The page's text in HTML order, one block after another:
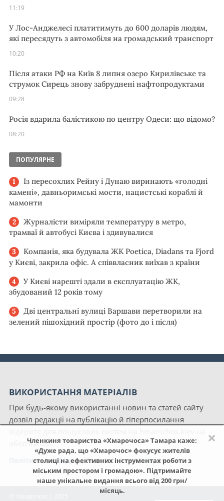
×
Членкиня товариства «Хмарочоса» Тамара каже:
«Дуже рада, що «Хмарочос» фокусує жителів
столиці на ефективних інструментах роботи з
міським простором і громадою». Підтримайте
наше унікальне видання всього від 200 грн/
місяць.
11:19
У Лос-Анджелесі платитимуть до 600 доларів людям,
які пересядуть з автомобіля на громадський транспорт
10:20
Після атаки РФ на Київ 8 липня озеро Кирилівське та
струмок Сирець знову забруднені нафтопродуктами
09:28
Росія вдарила балістикою по центру Одеси: що відомо?
08:20
ПОПУЛЯРНЕ
Із пересохлих Рейну і Дунаю виринають «голодні
камені», давньоримські мости, нацистські кораблі й
мамонти
Журналісти виміряли температуру в метро,
трамваї й автобусі Києва і здивувалися
Компанія, яка будувала ЖК Poetica, Diadans та Fjord
у Києві, закрила офіс. А співвласник виїхав з країни
У Києві нарешті здали в експлуатацію ЖК,
збудований 12 років тому
Дві центральні вулиці Варшави перетворили на
зелений пішохідний простір (фото до і після)
ВИКОРИСТАННЯ МАТЕРІАЛІВ
При будь-якому використанні новин та статей сайту
дозвіл редакції на публікацію й гіперпосилання
обов'язкові.
Політика конфіденційності сайту «Хмарочос»